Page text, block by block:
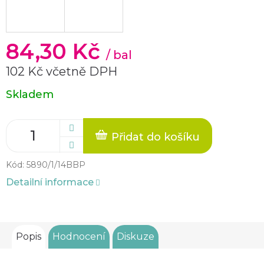
84,30 Kč / bal
102 Kč včetně DPH
Měrná
cena:
Skladem
Přidat do košíku
Kód: 5890/1/14BBP
Detailní informace
Popis Hodnocení Diskuze